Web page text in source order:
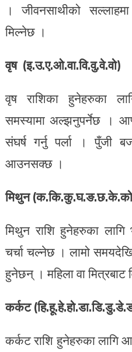
। जीवनसाथीको
मिल्नेछ ।
वृष (इ.उ.ए.ओ.वा.वि.वु.वे.वो)
वृष राशिका हुनेहरुका
समस्यामा अल्झनुपर्नेछ ।
संघर्ष गर्नु पर्ला । पुँजी
आउनसक्छ ।
मिथुन
मिथुन राशि हुनेहरुका
चर्चा चल्नेछ । लामो
हुनेछन् । महिला वा
कर्कट
कर्कट राशि हुनेहरुका लागि